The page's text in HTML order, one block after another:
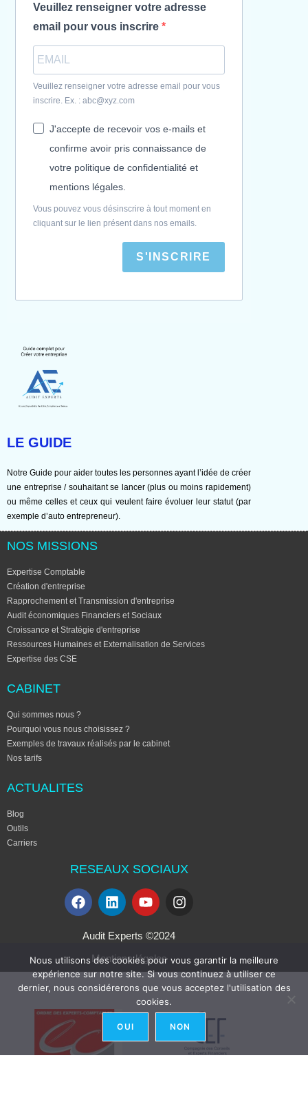
Veuillez renseigner votre adresse
email pour vous inscrire
Veuillez renseigner votre adresse email pour vous
inscrire. Ex. : abc@xyz.com
J'accepte de recevoir vos e-mails et
confirme avoir pris connaissance de
votre politique de confidentialité et
mentions légales.
Vous pouvez vous désinscrire à tout moment en
cliquant sur le lien présent dans nos emails.
S'INSCRIRE
LE GUIDE
Notre Guide pour aider toutes les personnes ayant l’idée de créer
une entreprise / souhaitant se lancer (plus ou moins rapidement)
ou même celles et ceux qui veulent faire évoluer leur statut (par
exemple d’auto entrepreneur).
NOS MISSIONS
Expertise Comptable
Création d'entreprise
Rapprochement et Transmission d'entreprise
Audit économiques Financiers et Sociaux
Croissance et Stratégie d'entreprise
Ressources Humaines et Externalisation de Services
Expertise des CSE
CABINET
Qui sommes nous ?
Pourquoi vous nous choisissez ?
Exemples de travaux réalisés par le cabinet
Nos tarifs
ACTUALITES
Blog
Outils
Carriers
RESEAUX SOCIAUX
Audit Experts ©2024
Mentions légales
Nous utilisons des cookies pour vous garantir la meilleure
expérience sur notre site. Si vous continuez à utiliser ce
dernier, nous considérerons que vous acceptez l'utilisation des
cookies.
OUI NON